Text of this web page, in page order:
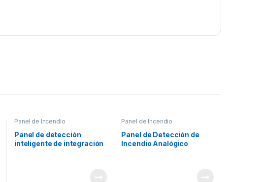
Panel de Incendio
Panel de detección
inteligente de integración
Panel de Incendio
Panel de Detección de
Incendio Analógico